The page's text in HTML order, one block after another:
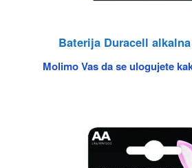
Baterija Duracell
Molimo Vas da se ulogujete